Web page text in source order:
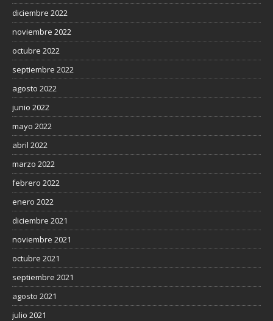
diciembre 2022
noviembre 2022
octubre 2022
septiembre 2022
agosto 2022
junio 2022
mayo 2022
abril 2022
marzo 2022
febrero 2022
enero 2022
diciembre 2021
noviembre 2021
octubre 2021
septiembre 2021
agosto 2021
julio 2021